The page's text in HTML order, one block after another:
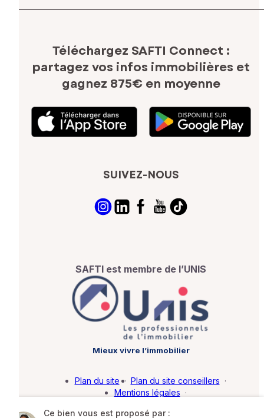
Ce bien vous est proposé par :
Téléchargez SAFTI Connect :
partagez vos infos immobilières et
gagnez 875€ en moyenne
SUIVEZ-NOUS
SAFTI est membre de l’UNIS
Mieux vivre l’immobilier
Plan du site · Plan du site conseillers ·
Mentions légales ·
Barème d'honoraires ·